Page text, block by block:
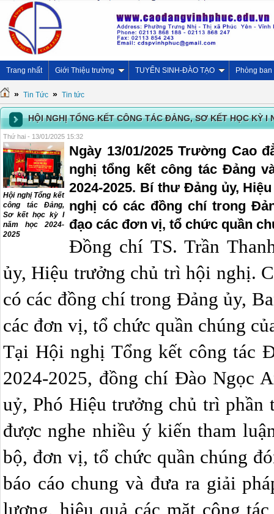
Trang nhất Giới Thiệu trường TUYỂN SINH-ĐÀO TẠO Phòng ban
» Tin Tức » Tin tức
HỘI NGHỊ TỔNG KẾT CÔNG TÁC ĐẢNG, SƠ KẾT HỌC KỲ I
Thứ hai - 13/01/2025 15:32
Hội nghị Tổng kết
công tác Đảng,
Sơ kết học kỳ I
năm học 2024-
2025
Ngày 13/01/2025 Trường Cao
nghị tổng kết công tác Đảng
2024-2025. Bí thư Đảng ủy,
nghị có các đồng chí trong
đạo các đơn vị, tổ chức quần
Đồng chí TS. Trần
ủy, Hiệu trưởng chủ trì hội nghị.
có các đồng chí trong Đảng ủy,
các đơn vị, tổ chức quần chúng
Tại Hội nghị Tổng kết công tác
2024-2025, đồng chí Đào Ngọc
uỷ, Phó Hiệu trưởng chủ trì phần
được nghe nhiều ý kiến tham
bộ, đơn vị, tổ chức quần chúng
báo cáo chung và đưa ra giải
lượng, hiệu quả các mặt công